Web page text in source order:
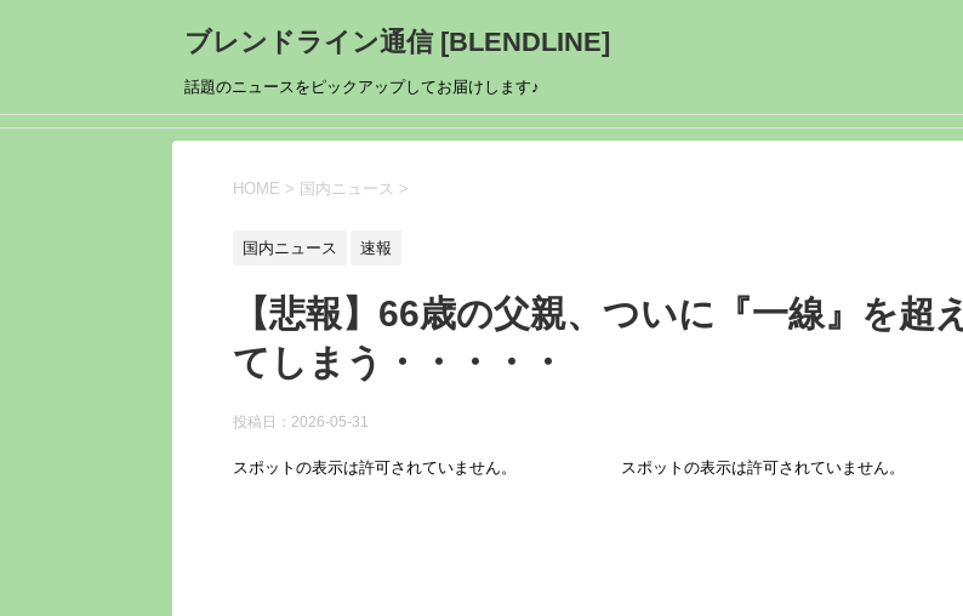
ブレンドライン通信 [BLENDLINE]
話題のニュースをピックアップしてお届けします♪
HOME > 国内ニュース >
国内ニュース 速報
【悲報】66歳の父親、ついに『一線』を超え
てしまう・・・・・
投稿日： 2026-05-31